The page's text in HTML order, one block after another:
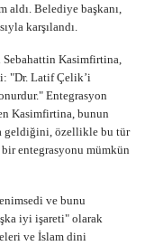
Belediye başkanı,
karşılandı.
Kasimfirtina,
"Dr. Latif Çelik’i
Entegrasyon
Kasimfirtina, bunun
geldiğini, özellikle bu tür
entegrasyonu mümkün
ve bunu
iyi işareti" olarak
ve İslam dini